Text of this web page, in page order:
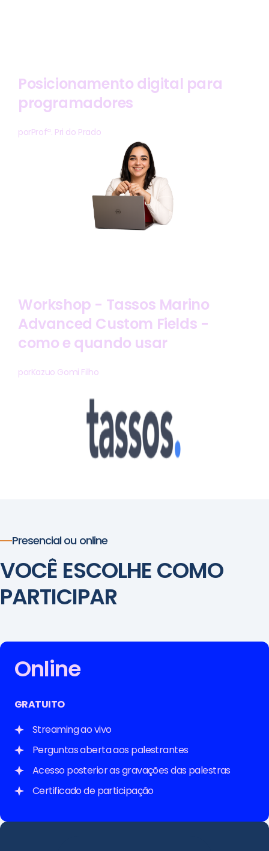
Posicionamento digital para
programadores
porProfª. Pri do Prado
Workshop - Tassos Marino
Advanced Custom Fields -
como e quando usar
porKazuo Gomi Filho
Presencial ou online
VOCÊ ESCOLHE COMO
PARTICIPAR
Online
GRATUITO
Streaming ao vivo
Perguntas aberta aos palestrantes
Acesso posterior as gravações das palestras
Certificado de participação